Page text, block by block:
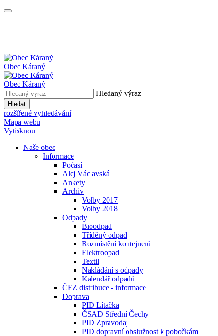
Obec Káraný
Obec Káraný
Hledaný výraz
Hledat
rozšířené vyhledávání
Mapa webu
Vytisknout
Naše obec
Informace
Počasí
Alej Václavská
Ankety
Archiv
Volby 2017
Volby 2018
Odpady
Bioodpad
Tříděný odpad
Rozmístění kontejnerů
Elektroopad
Textil
Nakládání s odpady
Kalendář odpadů
ČEZ distribuce - informace
Doprava
PID Lítačka
ČSAD Střední Čechy
PID Zpravodaj
PID dopravní obslužnost k pobočkám